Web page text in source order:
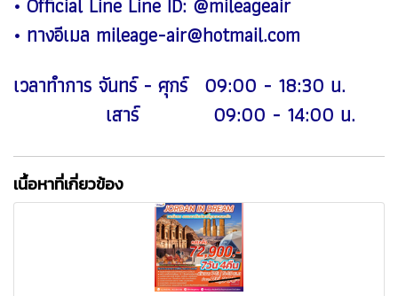
• ทางอีเมล mileage-air@hotmail.com
เวลาทำการ จันทร์ - ศุกร์ 09:00 - 18:30 น.
เสาร์ 09:00 - 14:00 น.
เนื้อหาที่เกี่ยวข้อง